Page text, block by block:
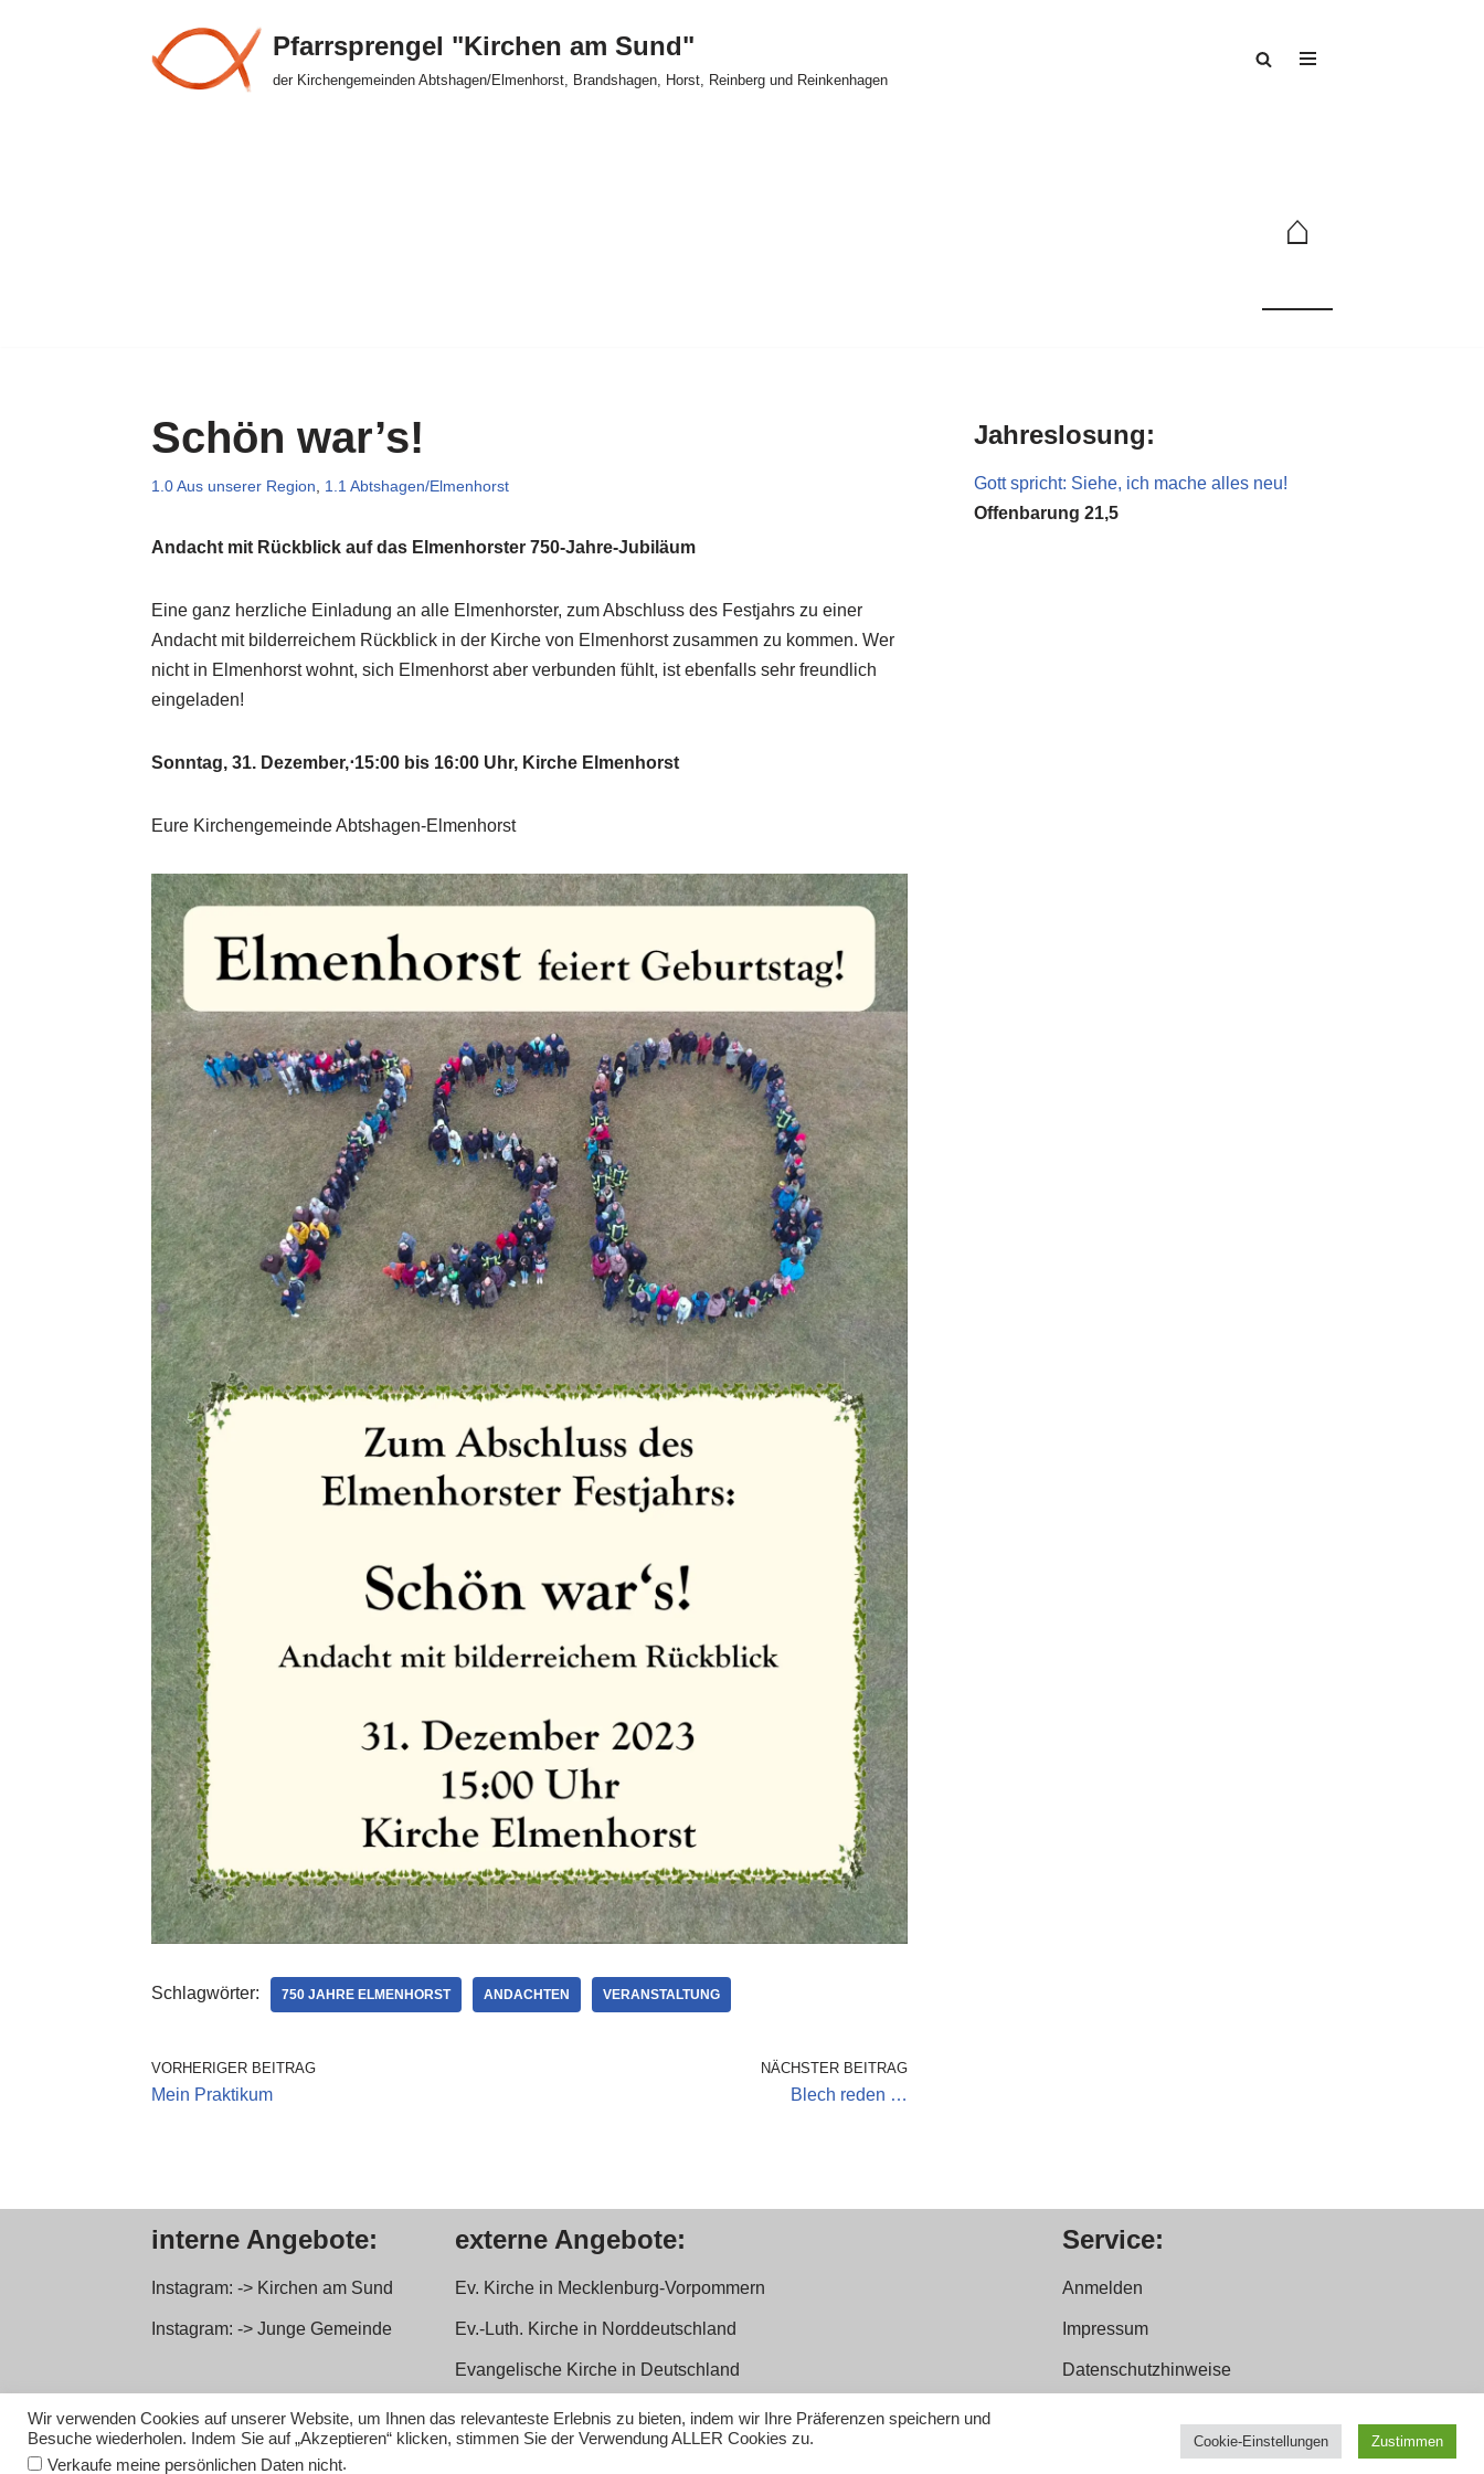
Pfarrsprengel "Kirchen am Sund"
der Kirchengemeinden Abtshagen/Elmenhorst, Brandshagen, Horst, Reinberg und Reinkenhagen
⌂
Schön war’s!
1.0 Aus unserer Region 1.1 Abtshagen/Elmenhorst
Andacht mit Rückblick auf das Elmenhorster 750-Jahre-Jubiläum
Eine ganz herzliche Einladung an alle Elmenhorster, zum Abschluss des Festjahrs zu einer
Andacht mit bilderreichem Rückblick in der Kirche von Elmenhorst zusammen zu kommen. Wer
nicht in Elmenhorst wohnt, sich Elmenhorst aber verbunden fühlt, ist ebenfalls sehr freundlich
eingeladen!
Sonntag, 31. Dezember,⋅15:00 bis 16:00 Uhr, Kirche Elmenhorst
Eure Kirchengemeinde Abtshagen-Elmenhorst
Schlagwörter: 750 JAHRE ELMENHORST ANDACHTEN VERANSTALTUNG
VORHERIGER BEITRAG
Mein Praktikum
NÄCHSTER BEITRAG
Blech reden …
Jahreslosung:
Gott spricht: Siehe, ich mache alles neu!
Offenbarung 21,5
interne Angebote:
Instagram: -> Kirchen am Sund
Instagram: -> Junge Gemeinde
externe Angebote:
Ev. Kirche in Mecklenburg-Vorpommern
Ev.-Luth. Kirche in Norddeutschland
Evangelische Kirche in Deutschland
Förderverein der Posaunenchöre in Mecklenburg-Vorpommern e.V.
Service:
Anmelden
Impressum
Datenschutzhinweise
Neve| Präsentiert vonWordPress
Wir verwenden Cookies auf unserer Website, um Ihnen das relevanteste Erlebnis zu bieten, indem wir Ihre Präferenzen speichern und
Besuche wiederholen. Indem Sie auf „Akzeptieren“ klicken, stimmen Sie der Verwendung ALLER Cookies zu.
Verkaufe meine persönlichen Daten nicht.
Cookie-Einstellungen Zustimmen